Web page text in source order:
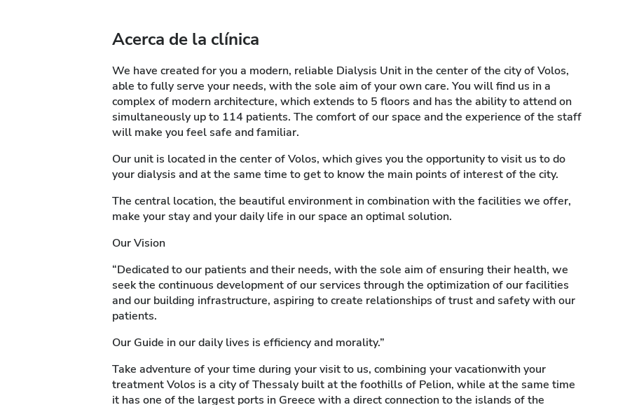
Acerca de la clínica
We have created for you a modern, reliable Dialysis Unit in the center of the city of Volos,
able to fully serve your needs, with the sole aim of your own care. You will find us in a
complex of modern architecture, which extends to 5 floors and has the ability to attend on
simultaneously up to 114 patients. The comfort of our space and the experience of the staff
will make you feel safe and familiar.
Our unit is located in the center of Volos, which gives you the opportunity to visit us to do
your dialysis and at the same time to get to know the main points of interest of the city.
The central location, the beautiful environment in combination with the facilities we offer,
make your stay and your daily life in our space an optimal solution.
Our Vision
“Dedicated to our patients and their needs, with the sole aim of ensuring their health, we
seek the continuous development of our services through the optimization of our facilities
and our building infrastructure, aspiring to create relationships of trust and safety with our
patients.
Our Guide in our daily lives is efficiency and morality.”
Take adventure of your time during your visit to us, combining your vacationwith your
treatment Volos is a city of Thessaly built at the foothills of Pelion, while at the same time
it has one of the largest ports in Greece with a direct connection to the islands of the